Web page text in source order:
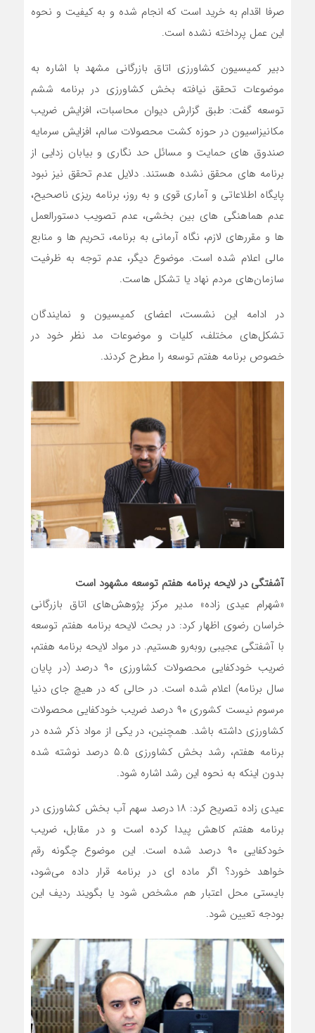
صرفا اقدام به خرید است که انجام شده و به کیفیت و نحوه
این عمل پرداخته نشده است.
دبیر کمیسیون کشاورزی اتاق بازرگانی مشهد با اشاره به
موضوعات تحقق نیافته بخش کشاورزی در برنامه ششم
توسعه گفت: طبق گزارش دیوان محاسبات، افزایش ضریب
مکانیزاسیون در حوزه کشت محصولات سالم، افزایش سرمایه
صندوق های حمایت و مسائل حد نگاری و بیابان زدایی از
برنامه های محقق نشده هستند. دلایل عدم تحقق نیز نبود
پایگاه اطلاعاتی و آماری قوی و به روز، برنامه ریزی ناصحیح،
عدم هماهنگی های بین بخشی، عدم تصویب دستورالعمل
ها و مقررهای لازم، نگاه آرمانی به برنامه، تحریم ها و منابع
مالی اعلام شده است. موضوع دیگر، عدم توجه به ظرفیت
سازمان‌های مردم نهاد یا تشکل هاست.
در ادامه این نشست، اعضای کمیسیون و نمایندگان
تشکل‌های مختلف، کلیات و موضوعات مد نظر خود در
خصوص برنامه هفتم توسعه را مطرح کردند.
آشفتگی در لایحه برنامه هفتم توسعه مشهود است
«شهرام عیدی زاده» مدیر مرکز پژوهش‌های اتاق بازرگانی
خراسان رضوی اظهار کرد: در بحث لایحه برنامه هفتم توسعه
با آشفتگی عجیبی روبه‌رو هستیم. در مواد لایحه برنامه هفتم،
ضریب خودکفایی محصولات کشاورزی ۹۰ درصد (در پایان
سال برنامه) اعلام شده است. در حالی که در هیچ جای دنیا
مرسوم نیست کشوری ۹۰ درصد ضریب خودکفایی محصولات
کشاورزی داشته باشد. همچنین، در یکی از مواد ذکر شده در
برنامه هفتم، رشد بخش کشاورزی ۵.۵ درصد نوشته شده
بدون اینکه به نحوه این رشد اشاره شود.
عیدی زاده تصریح کرد: ۱۸ درصد سهم آب بخش کشاورزی در
برنامه هفتم کاهش پیدا کرده است و در مقابل، ضریب
خودکفایی ۹۰ درصد شده است. این موضوع چگونه رقم
خواهد خورد‌؟ اگر ماده ای در برنامه قرار داده می‌شود،
بایستی محل اعتبار هم مشخص شود یا بگویند ردیف این
بودجه تعیین شود.